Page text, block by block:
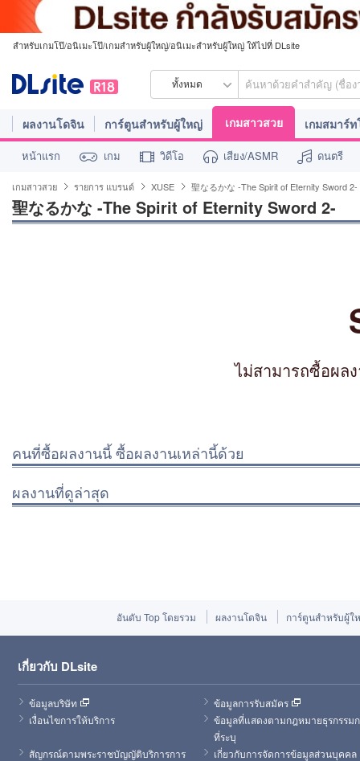
สำหรับเกมโป๊/อนิเมะโป๊/เกมสำหรับผู้ใหญ่/อนิเมะสำหรับผู้ใหญ่ ให้ไปที่ DLsite
ทั้งหมด
ผลงานโดจิน การ์ตูนสำหรับผู้ใหญ่ เกมสาวสวย เกมสมาร์
หน้าแรก เกม วิดีโอ เสียง/ASMR ดนตรี
เกมสาวสวย รายการ แบรนด์ XUSE 聖なるかな -The Spirit of Eternity Sword 2-
聖なるかな -The Spirit of Eternity Sword 2-
ไม่สามารถซื้อผล
คนที่ซื้อผลงานนี้ ซื้อผลงานเหล่านี้ด้วย
ผลงานที่ดูล่าสุด
อันดับ Top โดยรวม ผลงานโดจิน การ์ตูนสำหรับผู้ใ
เกี่ยวกับ DLsite
ข้อมูลบริษัท
ข้อมูลการรับสมัคร
เงื่อนไขการให้บริการ
ข้อมูลที่แสดงตามกฎหมายธุรกรรม
ที่ระบุ
สัญกรณ์ตามพระราชบัญญัติบริการการ
เกี่ยวกับการจัดการข้อมูลส่วนบุคคล